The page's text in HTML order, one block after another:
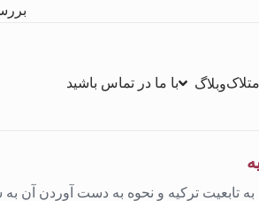
وبلاگ با ما در تماس باشید
تابعیت ترکیه و نحوه به دست آوردن آن